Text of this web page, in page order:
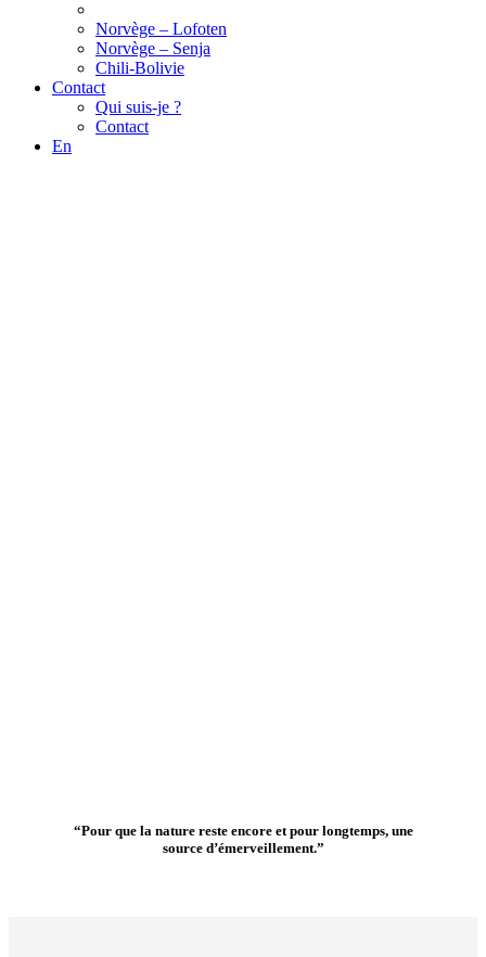
Norvège – Lofoten
Norvège – Senja
Chili-Bolivie
Contact
Qui suis-je ?
Contact
En
“Pour que la nature reste encore et pour longtemps, une
source d’émerveillement.”